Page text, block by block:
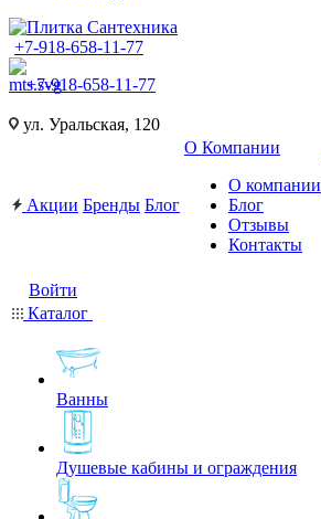
+7-918-658-11-77
+7-918-658-11-77
ул. Уральская, 120
Акции Бренды Блог
О Компании
О компании
Блог
Отзывы
Контакты
Войти
Каталог
Ванны
Душевые кабины и ограждения